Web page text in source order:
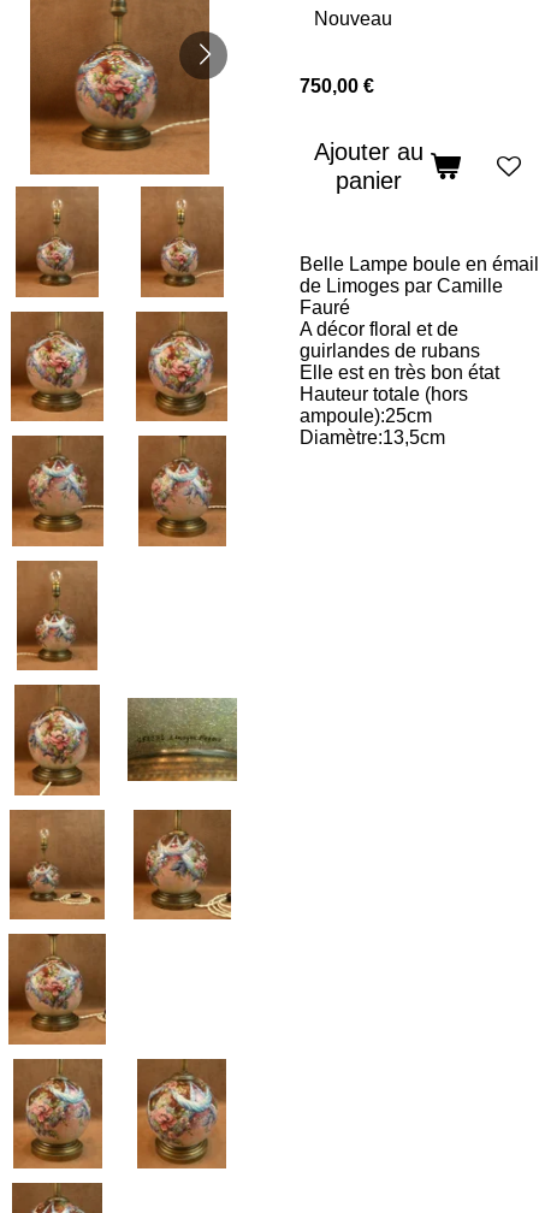
Nouveau
750,00 €
Ajouter au
panier
Belle Lampe boule en émail
de Limoges par Camille
Fauré
A décor floral et de
guirlandes de rubans
Elle est en très bon état
Hauteur totale (hors
ampoule):25cm
Diamètre:13,5cm